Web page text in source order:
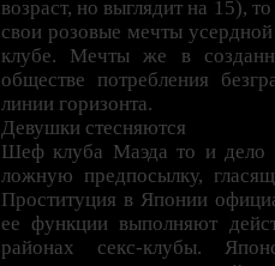
возраст, но выглядит на 15),
свои розовые мечты
клубе. Мечты же в
обществе потребления
линии горизонта.
Девушки стесняются
Шеф клуба Маэда то и дело
ложную предпосылку,
Проституция в Японии
ее функции выполняют
районах секс-клубы.